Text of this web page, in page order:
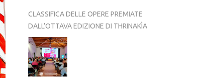
CLASSIFICA DELLE OPERE PREMIATE
DALL’OTTAVA EDIZIONE DI THRINAKÌA